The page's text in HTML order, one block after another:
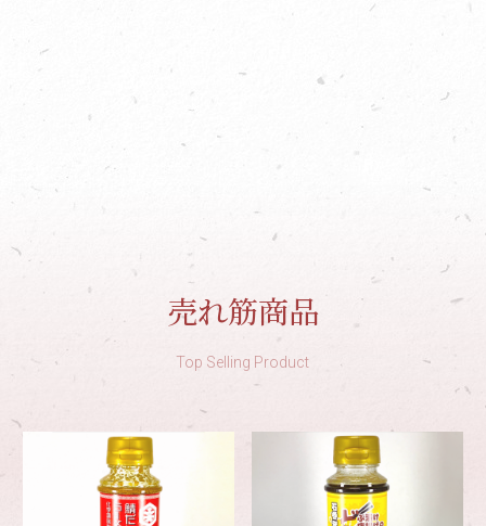
売れ筋商品
Top Selling Product